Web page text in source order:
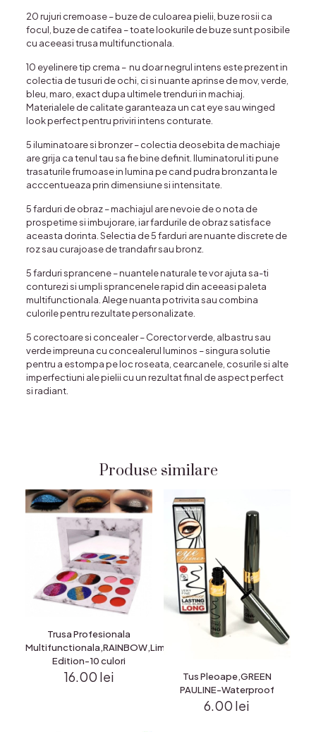
20 rujuri cremoase– buze de culoarea pielii, buze rosii ca
focul, buze de catifea – toate lookurile de buze sunt posibile
cu aceeasi trusa multifunctionala.
10 eyelinere tip crema – nu doar negrul intens este prezent in
colectia de tusuri de ochi, ci si nuante aprinse de mov, verde,
bleu, maro, exact dupa ultimele trenduri in machiaj.
Materialele de calitate garanteaza un cat eye sau winged
look perfect pentru priviri intens conturate.
5 iluminatoare si bronzer– colectia deosebita de machiaje
are grija ca tenul tau sa fie bine definit. Iluminatorul iti pune
trasaturile frumoase in lumina pe cand pudra bronzanta le
acccentueaza prin dimensiune si intensitate.
5 farduri de obraz– machiajul are nevoie de o nota de
prospetime si imbujorare, iar fardurile de obraz satisface
aceasta dorinta. Selectia de 5 farduri are nuante discrete de
roz sau curajoase de trandafir sau bronz.
5 farduri sprancene– nuantele naturale te vor ajuta sa-ti
conturezi si umpli sprancenele rapid din aceeasi paleta
multifunctionala. Alege nuanta potrivita sau combina
culorile pentru rezultate personalizate.
5 corectoare si concealer– Corector verde, albastru sau
verde impreuna cu concealerul luminos – singura solutie
pentru a estompa pe loc roseata, cearcanele, cosurile si alte
imperfectiuni ale pielii cu un rezultat final de aspect perfect
si radiant.
Produse similare
Trusa Profesionala
Multifunctionala,RAINBOW,Limited
Edition-10 culori
16.00 lei
Tus Pleoape,GREEN
PAULINE-Waterproof
6.00 lei